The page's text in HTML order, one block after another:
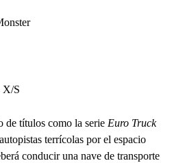
X/S
de títulos como la serie Euro Truck
terrícolas por el espacio
conducir una nave de transporte